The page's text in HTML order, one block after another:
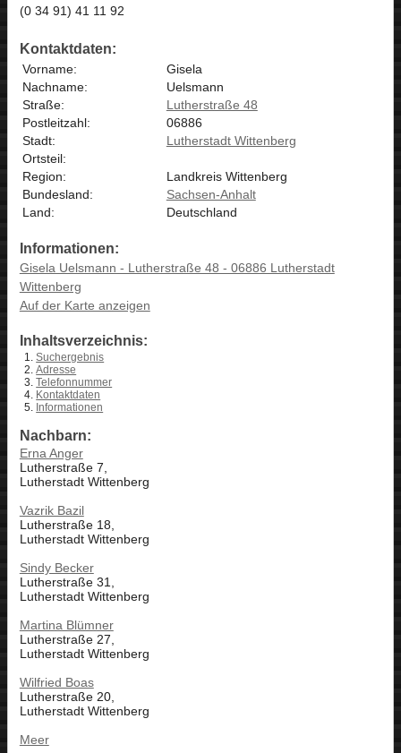
(0 34 91) 41 11 92
Kontaktdaten:
Vorname:
Gisela
Nachname:
Uelsmann
Straße:
Lutherstraße 48
Postleitzahl:
06886
Stadt:
Lutherstadt Wittenberg
Ortsteil:
Region:
Landkreis Wittenberg
Bundesland:
Sachsen-Anhalt
Land:
Deutschland
Informationen:
Gisela Uelsmann - Lutherstraße 48 - 06886 Lutherstadt
Wittenberg
Auf der Karte anzeigen
Inhaltsverzeichnis:
Suchergebnis
Adresse
Telefonnummer
Kontaktdaten
Informationen
Nachbarn:
Erna Anger
Lutherstraße 7,
Lutherstadt Wittenberg
Vazrik Bazil
Lutherstraße 18,
Lutherstadt Wittenberg
Sindy Becker
Lutherstraße 31,
Lutherstadt Wittenberg
Martina Blümner
Lutherstraße 27,
Lutherstadt Wittenberg
Wilfried Boas
Lutherstraße 20,
Lutherstadt Wittenberg
Meer